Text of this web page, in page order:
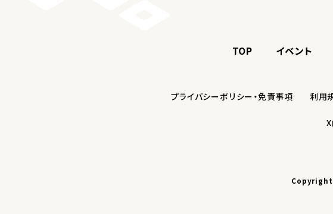
TOP イベント
プライバシーポリシー・免責事項 利用
X